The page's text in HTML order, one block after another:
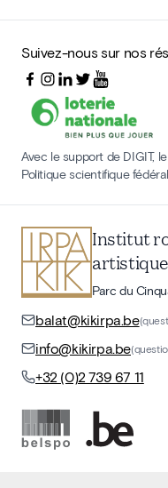
Suivez-nous sur nos
Avec le support de DIGIT,
Politique scientifique
Institut
artistique
Parc du
balat@kikirpa.be
info@kikirpa.be
+32 (0)2 739 67 11